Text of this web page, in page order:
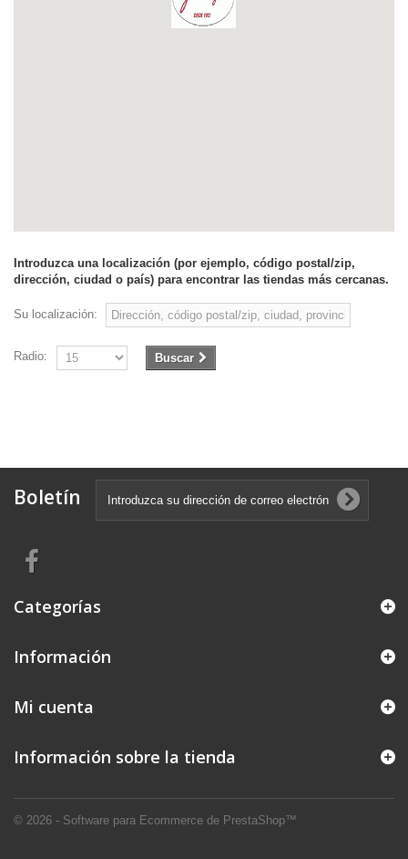
Introduzca una localización (por ejemplo, código postal/zip,
dirección, ciudad o país) para encontrar las tiendas más cercanas.
Su localización:
Radio: Buscar
Boletín
Categorías
Información
© 2026 - Software para Ecommerce de PrestaShop™
Mi cuenta
Información sobre la tienda